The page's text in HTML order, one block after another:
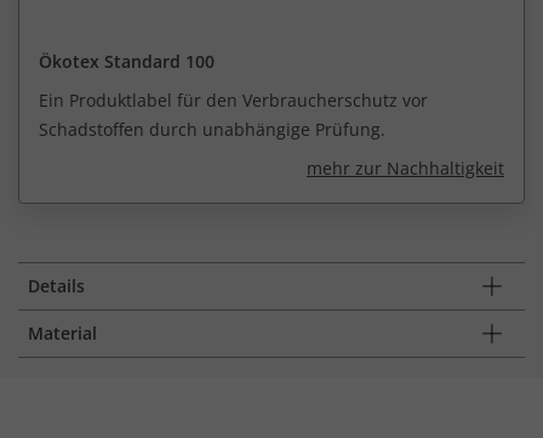
Ökotex Standard 100
Ein Produktlabel für den Verbraucherschutz vor
Schadstoffen durch unabhängige Prüfung.
mehr zur Nachhaltigkeit
Details
Material